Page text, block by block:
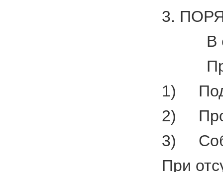
3.
В
1)
2)
3)
При